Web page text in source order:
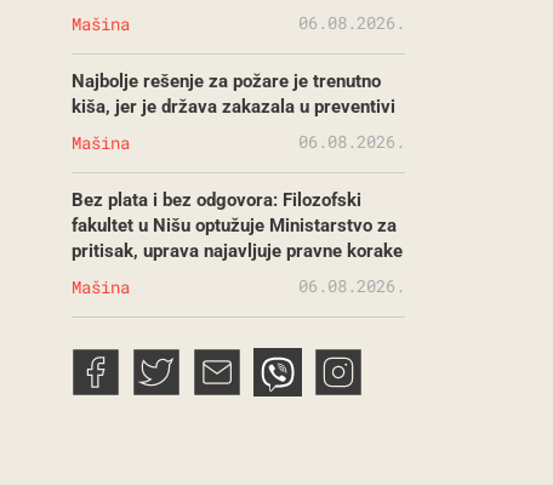
Mašina 06.08.2026.
Najbolje rešenje za požare je trenutno
kiša, jer je država zakazala u preventivi
Mašina 06.08.2026.
Bez plata i bez odgovora: Filozofski
fakultet u Nišu optužuje Ministarstvo za
pritisak, uprava najavljuje pravne korake
Mašina 06.08.2026.